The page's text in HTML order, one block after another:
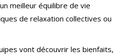
meilleur équilibre de vie
de relaxation collectives ou
vont découvrir les bienfaits,